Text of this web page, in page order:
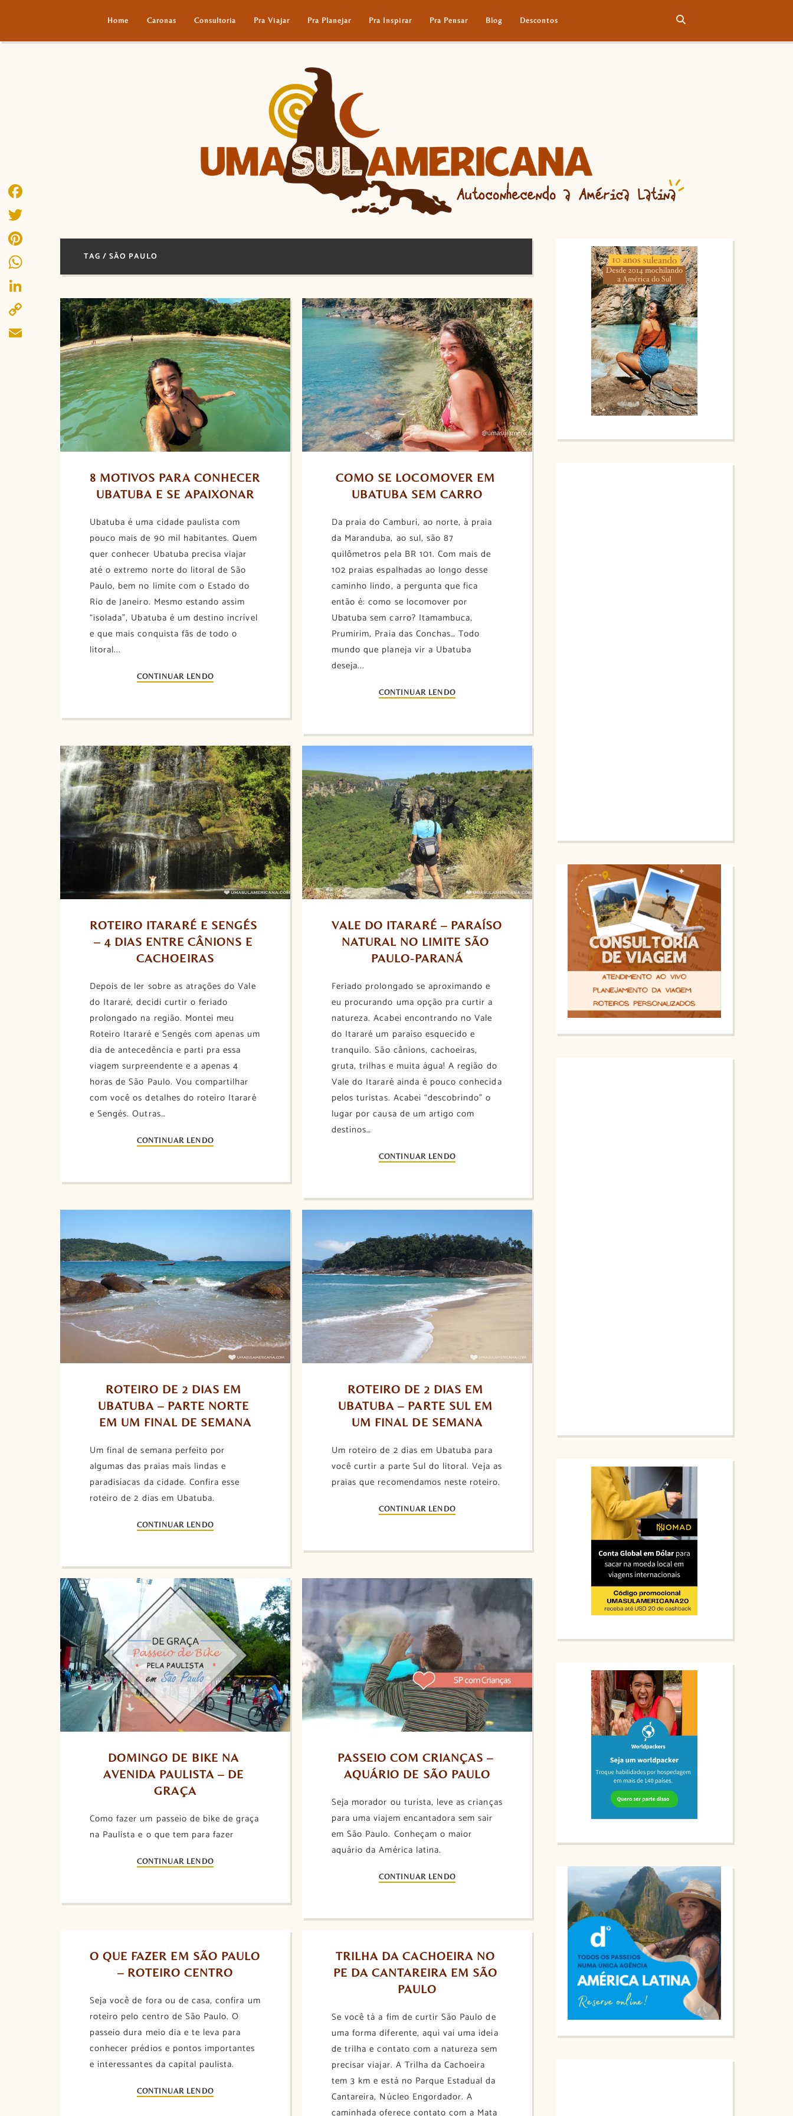
Home Caronas Consultoria Pra Viajar Pra Planejar Pra Inspirar Pra Pensar Blog Descontos
TAG / SÃO PAULO
8 MOTIVOS PARA CONHECER
UBATUBA E SE APAIXONAR
Ubatuba é uma cidade paulista com
pouco mais de 90 mil habitantes. Quem
quer conhecer Ubatuba precisa viajar
até o extremo norte do litoral de São
Paulo, bem no limite com o Estado do
Rio de Janeiro. Mesmo estando assim
“isolada”, Ubatuba é um destino incrível
e que mais conquista fãs de todo o
litoral...
CONTINUAR LENDO
COMO SE LOCOMOVER EM
UBATUBA SEM CARRO
Da praia do Camburi, ao norte, à praia
da Maranduba, ao sul, são 87
quilômetros pela BR 101. Com mais de
102 praias espalhadas ao longo desse
caminho lindo, a pergunta que fica
então é: como se locomover por
Ubatuba sem carro? Itamambuca,
Prumirim, Praia das Conchas… Todo
mundo que planeja vir a Ubatuba
deseja...
CONTINUAR LENDO
ROTEIRO ITARARÉ E SENGÉS
– 4 DIAS ENTRE CÂNIONS E
CACHOEIRAS
Depois de ler sobre as atrações do Vale
do Itararé, decidi curtir o feriado
prolongado na região. Montei meu
Roteiro Itararé e Sengés com apenas um
dia de antecedência e parti pra essa
viagem surpreendente e a apenas 4
horas de São Paulo. Vou compartilhar
com você os detalhes do roteiro Itararé
e Sengés. Outras…
CONTINUAR LENDO
VALE DO ITARARÉ – PARAÍSO
NATURAL NO LIMITE SÃO
PAULO-PARANÁ
Feriado prolongado se aproximando e
eu procurando uma opção pra curtir a
natureza. Acabei encontrando no Vale
do Itararé um paraíso esquecido e
tranquilo. São cânions, cachoeiras,
gruta, trilhas e muita água! A região do
Vale do Itararé ainda é pouco conhecida
pelos turistas. Acabei “descobrindo” o
lugar por causa de um artigo com
destinos…
CONTINUAR LENDO
ROTEIRO DE 2 DIAS EM
UBATUBA – PARTE NORTE
EM UM FINAL DE SEMANA
Um final de semana perfeito por
algumas das praias mais lindas e
paradisíacas da cidade. Confira esse
roteiro de 2 dias em Ubatuba.
CONTINUAR LENDO
ROTEIRO DE 2 DIAS EM
UBATUBA – PARTE SUL EM
UM FINAL DE SEMANA
Um roteiro de 2 dias em Ubatuba para
você curtir a parte Sul do litoral. Veja as
praias que recomendamos neste roteiro.
CONTINUAR LENDO
DOMINGO DE BIKE NA
AVENIDA PAULISTA – DE
GRAÇA
Como fazer um passeio de bike de graça
na Paulista e o que tem para fazer
CONTINUAR LENDO
PASSEIO COM CRIANÇAS –
AQUÁRIO DE SÃO PAULO
Seja morador ou turista, leve as crianças
para uma viajem encantadora sem sair
em São Paulo. Conheçam o maior
aquário da América latina.
CONTINUAR LENDO
O QUE FAZER EM SÃO PAULO
– ROTEIRO CENTRO
Seja você de fora ou de casa, confira um
roteiro pelo centro de São Paulo. O
passeio dura meio dia e te leva para
conhecer prédios e pontos importantes
e interessantes da capital paulista.
CONTINUAR LENDO
TRILHA DA CACHOEIRA NO
PE DA CANTAREIRA EM SÃO
PAULO
Se você tá a fim de curtir São Paulo de
uma forma diferente, aqui vai uma ideia
de trilha e contato com a natureza sem
precisar viajar. A Trilha da Cachoeira
tem 3 km e está no Parque Estadual da
Cantareira, Núcleo Engordador. A
caminhada oferece contato com a Mata
Facebook
Twitter
Pinterest
WhatsApp
LinkedIn
Copy